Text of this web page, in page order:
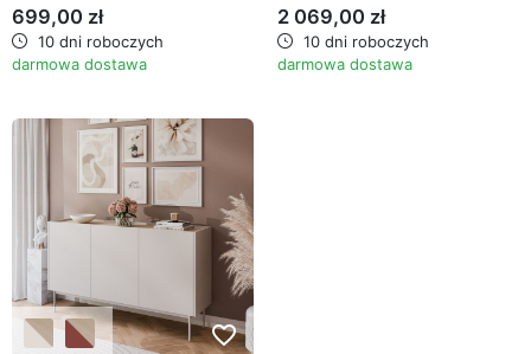
699,00 zł
10 dni roboczych
darmowa dostawa
2 069,00 zł
10 dni roboczych
darmowa dostawa
favorite_border